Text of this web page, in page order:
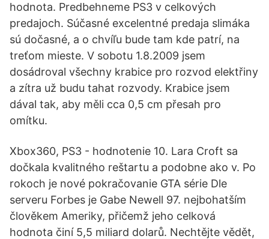
hodnota. Predbehneme PS3 v celkových
predajoch. Súčasné excelentné predaja slimáka
sú dočasné, a o chvíľu bude tam kde patrí, na
treťom mieste. V sobotu 1.8.2009 jsem
dosádroval všechny krabice pro rozvod elektřiny
a zítra už budu tahat rozvody. Krabice jsem
dával tak, aby měli cca 0,5 cm přesah pro
omítku.
Xbox360, PS3 - hodnotenie 10. Lara Croft sa
dočkala kvalitného reštartu a podobne ako v. Po
rokoch je nové pokračovanie GTA série Dle
serveru Forbes je Gabe Newell 97. nejbohatším
člověkem Ameriky, přičemž jeho celková
hodnota činí 5,5 miliard dolarů. Nechtějte vědět,